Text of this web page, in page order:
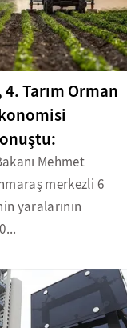
Tarım Orman
Mehmet
merkezli 6
yaralarının